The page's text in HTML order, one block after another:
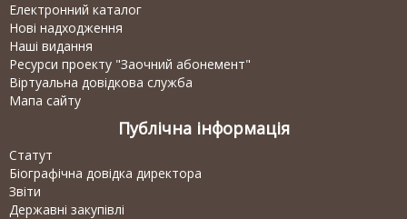
Електронний каталог
Нові надходження
Наші видання
Ресурси проекту "Заочний абонемент"
Віртуальна довідкова служба
Мапа сайту
Публічна інформація
Статут
Біографічна довідка директора
Звіти
Державні закупівлі